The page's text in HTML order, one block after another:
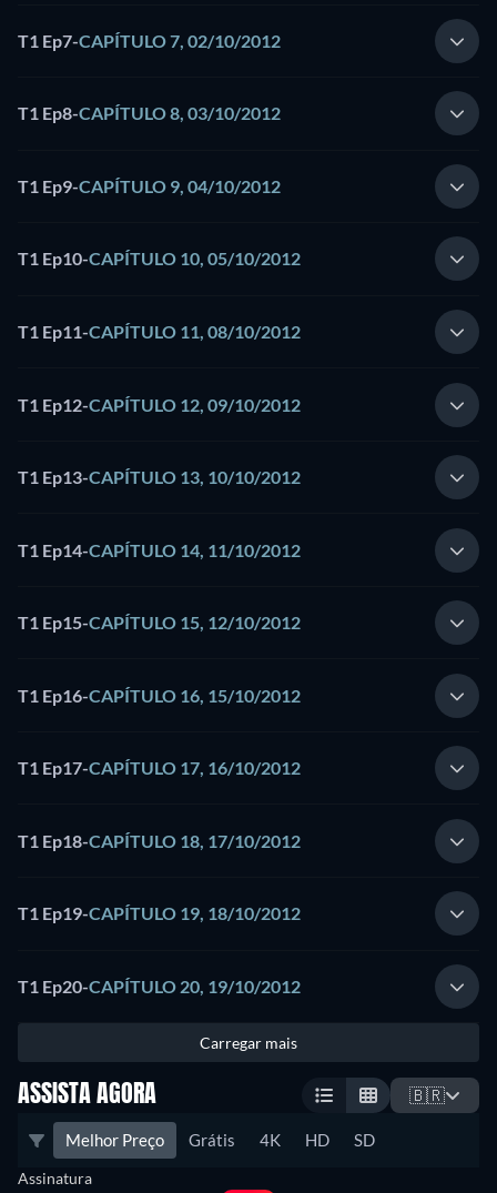
T1 Ep7-CAPÍTULO 7, 02/10/2012
T1 Ep8-CAPÍTULO 8, 03/10/2012
T1 Ep9-CAPÍTULO 9, 04/10/2012
T1 Ep10-CAPÍTULO 10, 05/10/2012
T1 Ep11-CAPÍTULO 11, 08/10/2012
T1 Ep12-CAPÍTULO 12, 09/10/2012
T1 Ep13-CAPÍTULO 13, 10/10/2012
T1 Ep14-CAPÍTULO 14, 11/10/2012
T1 Ep15-CAPÍTULO 15, 12/10/2012
T1 Ep16-CAPÍTULO 16, 15/10/2012
T1 Ep17-CAPÍTULO 17, 16/10/2012
T1 Ep18-CAPÍTULO 18, 17/10/2012
T1 Ep19-CAPÍTULO 19, 18/10/2012
T1 Ep20-CAPÍTULO 20, 19/10/2012
Carregar mais
ASSISTA AGORA 🇧🇷
Melhor Preço Grátis 4K HD SD
Assinatura